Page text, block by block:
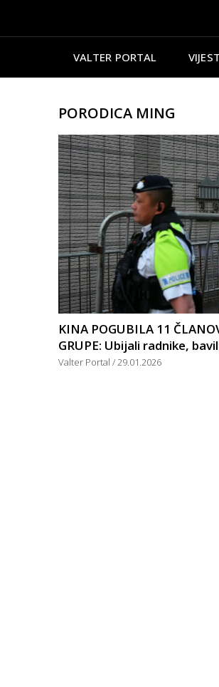
VALTER PORTAL
PORODICA MING
KINA POGUBILA 11
GRUPE: Ubijali radnike,
Valter Portal 29.01.2026